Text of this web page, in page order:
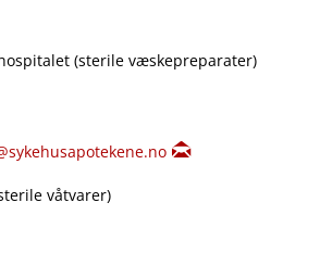
(sterile væskepreparater)
våtvarer)